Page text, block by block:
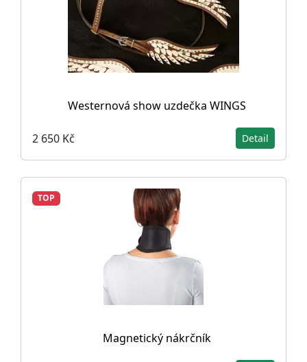
Westernová show uzdečka WINGS
2 650 Kč Detail
TOP
Magnetický nákrčník